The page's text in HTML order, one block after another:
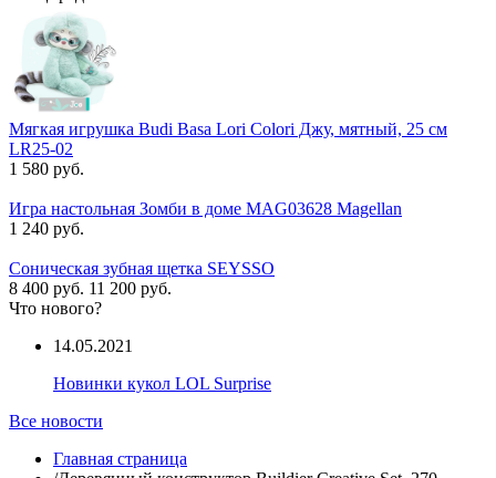
Мягкая игрушка Budi Basa Lori Colori Джу, мятный, 25 см
LR25-02
1 580 руб.
Игра настольная Зомби в доме MAG03628 Magellan
1 240 руб.
Соническая зубная щетка SEYSSO
8 400 руб. 11 200 руб.
Что нового?
14.05.2021
Новинки кукол LOL Surprise
Все новости
Главная страница